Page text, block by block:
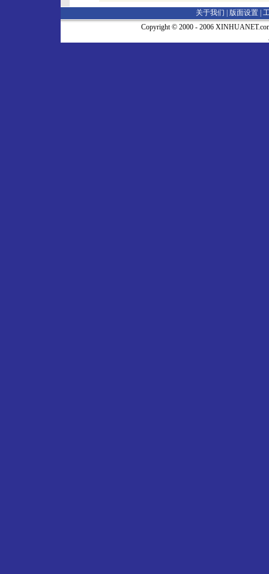
关于我们 | 版面设置
Copyright © 2000 - 2006